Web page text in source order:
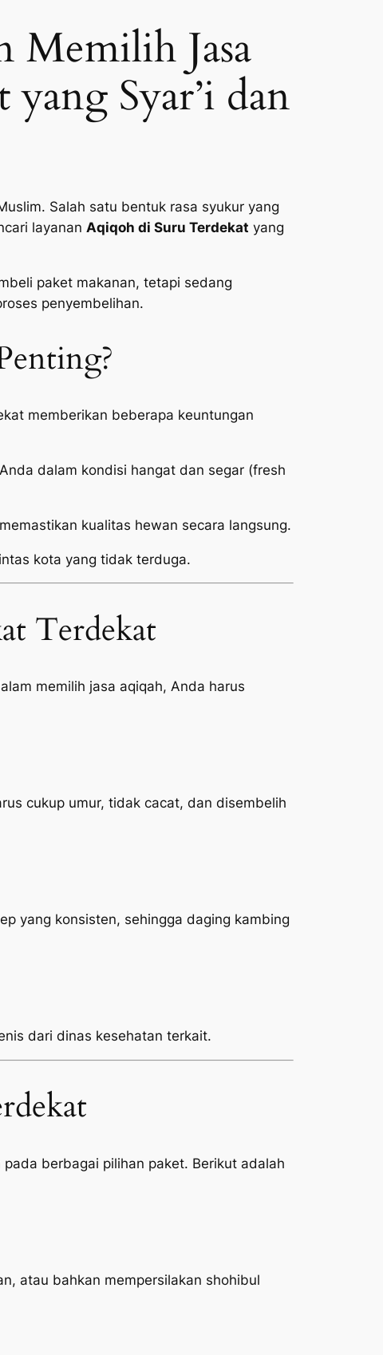
Memilih Jasa
Syar’i dan
Salah satu bentuk rasa syukur yang
layanan Aqiqoh di Suru Terdekat yang
paket makanan, tetapi sedang
penyembelihan.
memberikan beberapa keuntungan
dalam kondisi hangat dan segar (fresh
kualitas hewan secara langsung.
kota yang tidak terduga.
Terdekat
memilih jasa aqiqah, Anda harus
cukup umur, tidak cacat, dan disembelih
yang konsisten, sehingga daging kambing
dari dinas kesehatan terkait.
berbagai pilihan paket. Berikut adalah
atau bahkan mempersilakan shohibul